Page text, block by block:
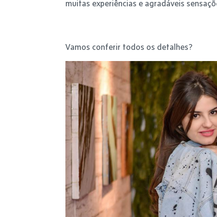
muitas experiências e agradáveis
Vamos conferir todos os detalhes?